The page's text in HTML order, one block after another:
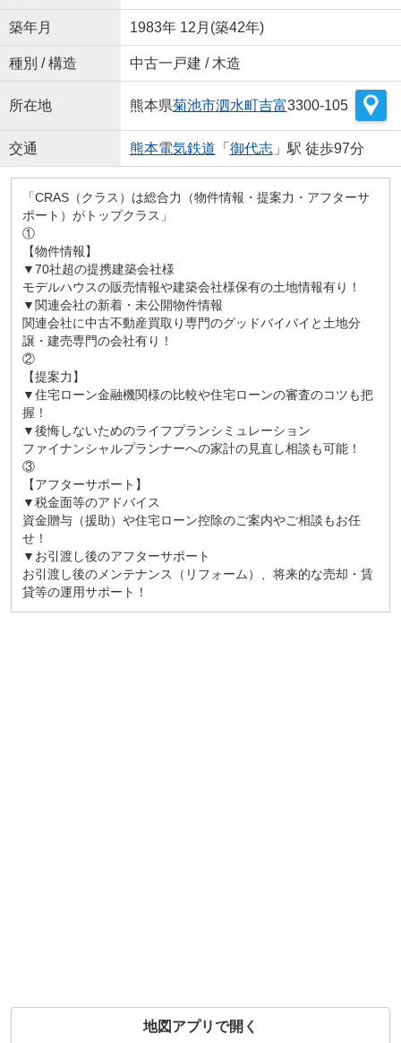
築年月 1983年 12月(築42年)
種別 / 構造 中古一戸建 / 木造
所在地 熊本県菊池市泗水町吉富3300-105
交通 熊本電気鉄道 「 御代志」駅 徒歩97分
「CRAS（クラス）は総合力（物件情報・提案力・アフターサ
ポート）がトップクラス」
①
【物件情報】
▼70社超の提携建築会社様
モデルハウスの販売情報や建築会社様保有の土地情報有り！
▼関連会社の新着・未公開物件情報
関連会社に中古不動産買取り専門のグッドバイバイと土地分
譲・建売専門の会社有り！
②
【提案力】
▼住宅ローン金融機関様の比較や住宅ローンの審査のコツも把
握！
▼後悔しないためのライフプランシミュレーション
ファイナンシャルプランナーへの家計の見直し相談も可能！
③
【アフターサポート】
▼税金面等のアドバイス
資金贈与（援助）や住宅ローン控除のご案内やご相談もお任
せ！
▼お引渡し後のアフターサポート
お引渡し後のメンテナンス（リフォーム）、将来的な売却・賃
貸等の運用サポート！
地図アプリで開く